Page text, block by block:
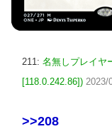
211: 名無しプレイヤ
[118.0.242.86]) 2023/
>>208